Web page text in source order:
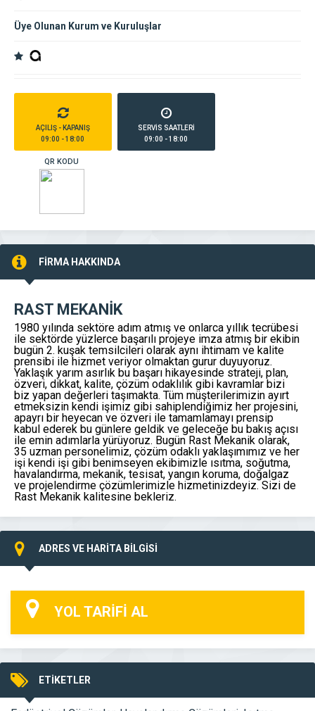
Üye Olunan Kurum ve Kuruluşlar
AÇILIŞ - KAPANIŞ
09:00 - 18:00
SERVİS SAATLERİ
09:00 - 18:00
QR KODU
FİRMA HAKKINDA
RAST MEKANİK
1980 yılında sektöre adım atmış ve onlarca yıllık tecrübesi
ile sektörde yüzlerce başarılı projeye imza atmış bir ekibin
bugün 2. kuşak temsilcileri olarak aynı ihtimam ve kalite
prensibi ile hizmet veriyor olmaktan gurur duyuyoruz.
Yaklaşık yarım asırlık bu başarı hikayesinde strateji, plan,
özveri, dikkat, kalite, çözüm odaklılık gibi kavramlar bizi
biz yapan değerleri taşımakta. Tüm müşterilerimizin ayırt
etmeksizin kendi işimiz gibi sahiplendiğimiz her projesini,
apayrı bir heyecan ve özveri ile tamamlamayı prensip
kabul ederek bu günlere geldik ve geleceğe bu bakış açısı
ile emin adımlarla yürüyoruz. Bugün Rast Mekanik olarak,
35 uzman personelimiz, çözüm odaklı yaklaşımımız ve her
işi kendi işi gibi benimseyen ekibimizle ısıtma, soğutma,
havalandırma, mekanik, tesisat, yangın koruma, doğalgaz
ve projelendirme çözümlerimizle hizmetinizdeyiz. Sizi de
Rast Mekanik kalitesine bekleriz.
ADRES VE HARİTA BİLGİSİ
YOL TARİFİ AL
ETİKETLER